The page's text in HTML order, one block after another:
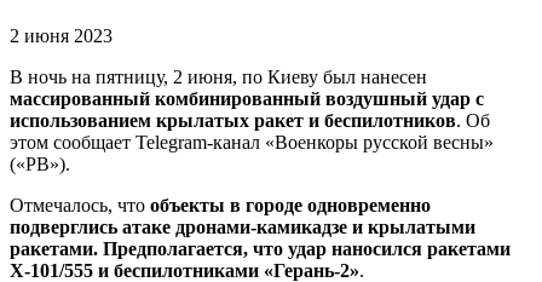
2 июня 2023
В ночь на пятницу, 2 июня, по Киеву был нанесен
массированный комбинированный воздушный удар с
использованием крылатых ракет и беспилотников. Об
этом сообщает Telegram-канал «Военкоры русской весны»
(«РВ»).
Отмечалось, что объекты в городе одновременно
подверглись атаке дронами-камикадзе и крылатыми
ракетами. Предполагается, что удар наносился ракетами
Х-101/555 и беспилотниками «Герань-2».